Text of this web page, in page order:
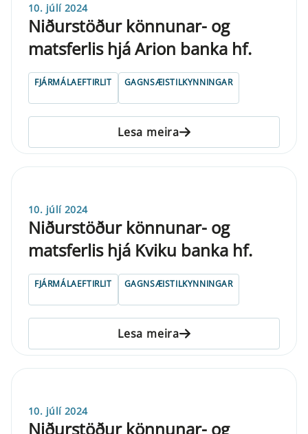
10. júlí 2024
Niðurstöður könnunar- og
matsferlis hjá Arion banka hf.
FJÁRMÁLAEFTIRLIT GAGNSÆISTILKYNNINGAR
Lesa meira
10. júlí 2024
Niðurstöður könnunar- og
matsferlis hjá Kviku banka hf.
FJÁRMÁLAEFTIRLIT GAGNSÆISTILKYNNINGAR
Lesa meira
10. júlí 2024
Niðurstöður könnunar- og